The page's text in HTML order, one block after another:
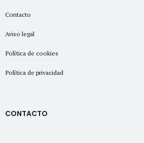
Contacto
Aviso legal
Política de cookies
Política de privacidad
CONTACTO